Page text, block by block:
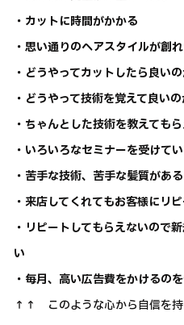
・カットに時間がかかる
・思い通りのヘアスタイルが創
・どうやってカットしたら良い
・どうやって技術を覚えて良い
・ちゃんとした技術を教えても
・いろいろなセミナーを受けて
・苦手な技術、苦手な髪質がある
・来店してくれてもお客様にリ
・リピートしてもらえないので
い
・毎月、高い広告費をかけるの
↑↑ このような心から自信を持